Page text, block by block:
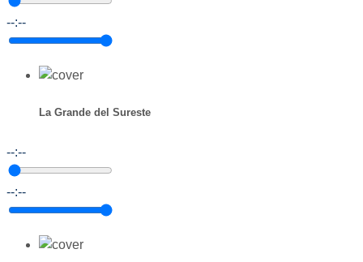
--:--
La Grande del Sureste
--:--
--:--